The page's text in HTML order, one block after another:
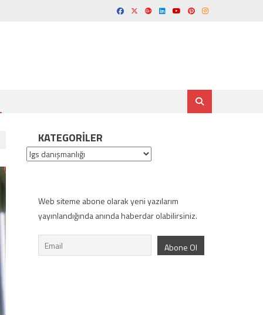
KATEGORILER
Kategoriler
Web siteme abone olarak yeni yazılarım
yayınlandığında anında haberdar olabilirsiniz.